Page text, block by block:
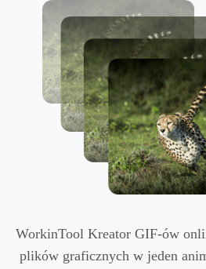
WorkinTool Kreator GIF-ów
plików graficznych w jeden